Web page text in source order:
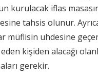
kurulacak iflas
tahsis olunur.
müflisin uhdesine
kişiden alacağı
gerekir.